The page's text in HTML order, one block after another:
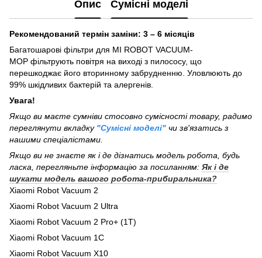
Опис Сумісні моделі
Рекомендований термін заміни: 3 – 6 місяців
Багатошарові фільтри для MI ROBOT VACUUM-
MOP фільтрують повітря на виході з пилососу, що
перешкоджає його вторинному забрудненню. Уловлюють до
99% шкідливих бактерій та алергенів.
Увага!
Якщо ви маєте сумніви стосовно сумісності товару, радимо
переглянути вкладку "Сумісні моделі" чи зв'язатись з
нашими спеціалістами.
Якщо ви не знаєте як і де дізнатись модель робота, будь
ласка, перегляньте інформацію за посиланням: Як і де
шукати модель вашого робота-прибиральника?
Xiaomi Robot Vacuum 2
Xiaomi Robot Vacuum 2 Ultra
Xiaomi Robot Vacuum 2 Pro+ (1Т)
Xiaomi Robot Vacuum 1C
Xiaomi Robot Vacuum X10